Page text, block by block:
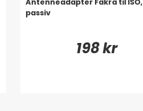
passiv
198 kr